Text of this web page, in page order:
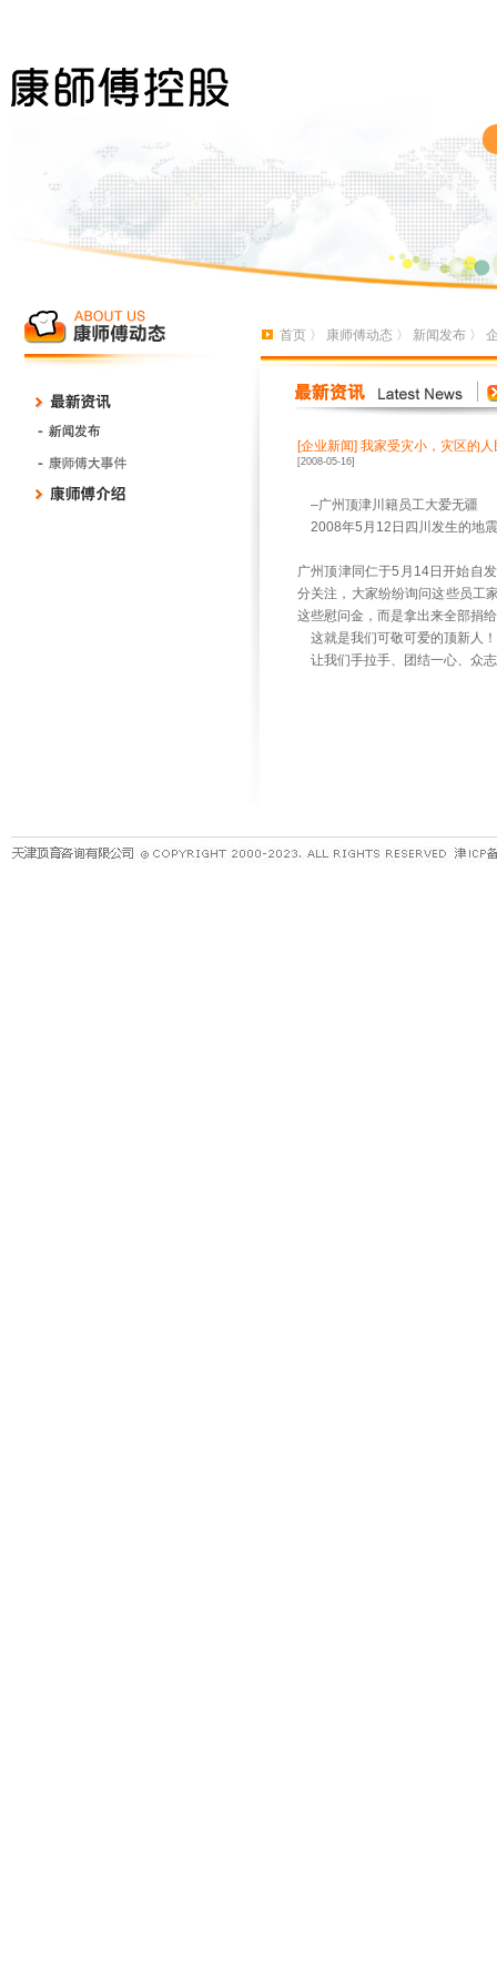
首页 〉 康师傅动态 〉 新闻发布 〉
[企业新闻] 我家受灾小，灾区的人
[2008-05-16]
–广州顶津川籍员工大爱无疆
2008年5月12日四川发生的地
广州顶津同仁于5月14日开始自
分关注，大家纷纷询问这些员工
这些慰问金，而是拿出来全部捐
这就是我们可敬可爱的顶新人！
让我们手拉手、团结一心、众